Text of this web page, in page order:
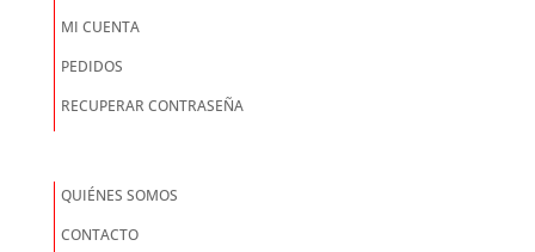
MI CUENTA
PEDIDOS
RECUPERAR CONTRASEÑA
QUIÉNES SOMOS
CONTACTO